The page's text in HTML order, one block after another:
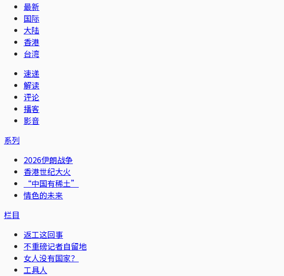
最新
国际
大陆
香港
台湾
速递
解读
评论
播客
影音
系列
2026伊朗战争
香港世纪大火
“中国有稀土”
情色的未来
栏目
返工这回事
不重磅记者自留地
女人没有国家？
工具人